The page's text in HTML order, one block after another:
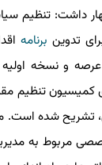
تنظیم
تدوینبرنامه
شده است. معاون
به مدیریت